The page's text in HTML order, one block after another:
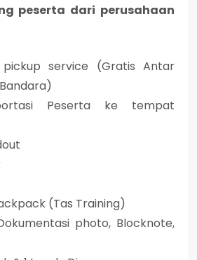
peserta dari perusahaan
pickup service (Gratis Antar
Peserta ke tempat
(Tas Training)
photo, Blocknote,